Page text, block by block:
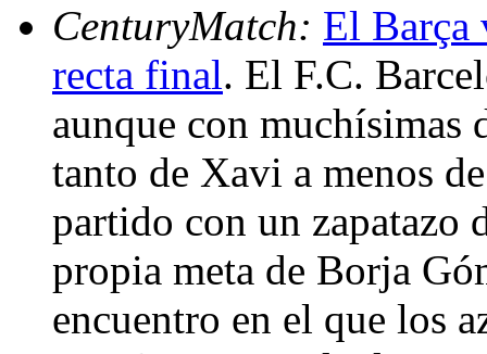
CenturyMatch: El Barça
recta final. El F.C.
aunque con muchísimas
tanto de Xavi a menos
partido con un zapatazo
propia meta de Borja
encuentro en el que los